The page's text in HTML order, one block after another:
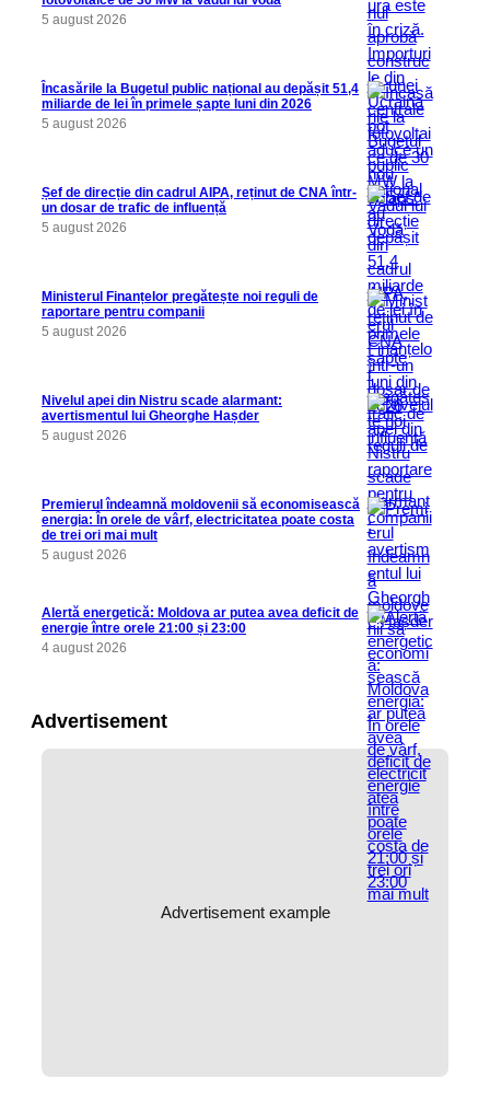
5 august 2026
Încasările la Bugetul public național au depășit 51,4
miliarde de lei în primele șapte luni din 2026
5 august 2026
Șef de direcție din cadrul AIPA, reținut de CNA într-
un dosar de trafic de influență
5 august 2026
Ministerul Finanțelor pregătește noi reguli de
raportare pentru companii
5 august 2026
Nivelul apei din Nistru scade alarmant:
avertismentul lui Gheorghe Hașder
5 august 2026
Premierul îndeamnă moldovenii să economisească
energia: În orele de vârf, electricitatea poate costa
de trei ori mai mult
5 august 2026
Alertă energetică: Moldova ar putea avea deficit de
energie între orele 21:00 și 23:00
4 august 2026
Advertisement
Advertisement example